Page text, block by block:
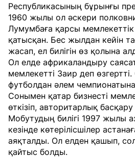
Республикасының бұрынғы
1960 жылы ол әскери
Лумумбаға қарсы мемлекеттік
қатысқан. Бес жылдан кейін
жасап, ел билігін өз қолына
Ол елде африкаландыру
мемлекетті Заир деп
футболдан әлем
Сонымен қатар бизнесті
өткізіп, авторитарлық
Мобутудың билігі 1997 жылы
кезінде көтерілісшілер
аяқталды. Ол елден қашып,
қайтыс болды.